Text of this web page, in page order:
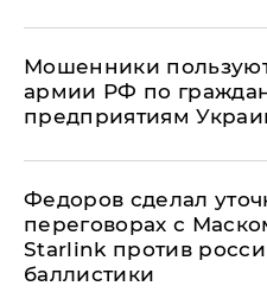
Мошенники
армии РФ по
предприятиям
Федоров сделал
переговорах с
Starlink против
баллистики